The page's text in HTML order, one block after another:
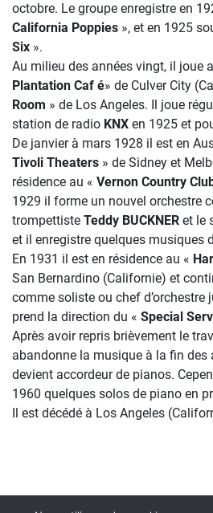
octobre. Le groupe enregistre en
California Poppies », et en 1925
Six ».
Au milieu des années vingt, il joue
Plantation Caf é» de Culver City
Room » de Los Angeles. Il joue
station de radio KNX en 1925 et
De janvier à mars 1928 il est en
Tivoli Theaters » de Sidney et
résidence au « Vernon Country
1929 il forme un nouvel orchestre
trompettiste Teddy BUCKNER et le
et il enregistre quelques musiques
En 1931 il est en résidence au «
San Bernardino (Californie) et
comme soliste ou chef d’orchestre
prend la direction du « Special
Après avoir repris brièvement le
abandonne la musique à la fin des
devient accordeur de pianos.
1960 quelques solos de piano en
Il est décédé à Los Angeles